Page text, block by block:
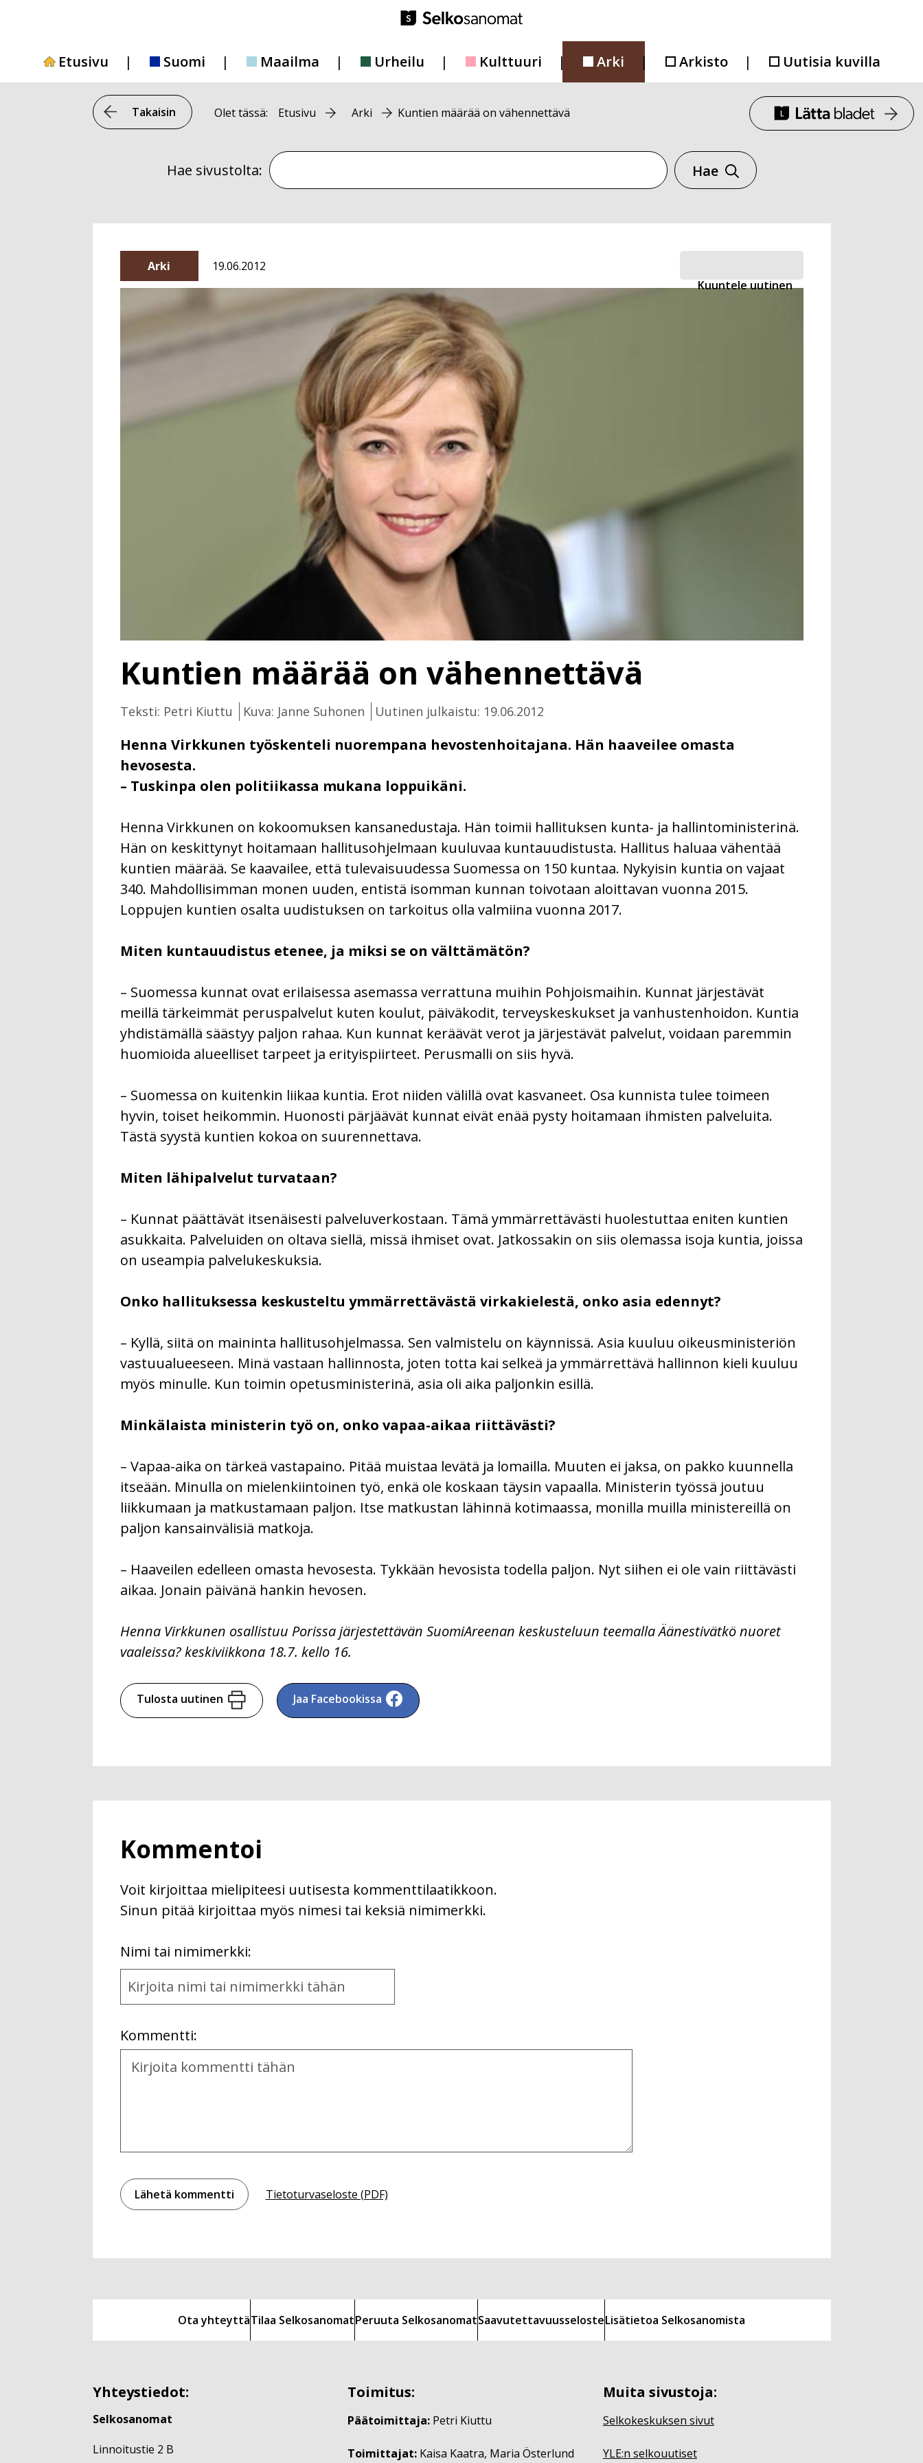
Etusivu
Suomi Maailma Urheilu Kulttuuri Arki Arkisto Uutisia kuvilla
Takaisin Olet tässä: Etusivu Arki Kuntien määrää on vähennettävä
Hae sivustolta: Hae sivustolta
Hae
Kuuntele uutinen
Arki 19.06.2012
Kuntien määrää on vähennettävä
Teksti: Petri Kiuttu Kuva: Janne Suhonen Uutinen julkaistu: 19.06.2012
Henna Virkkunen työskenteli nuorempana hevostenhoitajana. Hän haaveilee omasta
hevosesta.
– Tuskinpa olen politiikassa mukana loppuikäni.
Henna Virkkunen on kokoomuksen kansanedustaja. Hän toimii hallituksen kunta- ja hallintoministerinä.
Hän on keskittynyt hoitamaan hallitusohjelmaan kuuluvaa kuntauudistusta. Hallitus haluaa vähentää
kuntien määrää. Se kaavailee, että tulevaisuudessa Suomessa on 150 kuntaa. Nykyisin kuntia on vajaat
340. Mahdollisimman monen uuden, entistä isomman kunnan toivotaan aloittavan vuonna 2015.
Loppujen kuntien osalta uudistuksen on tarkoitus olla valmiina vuonna 2017.
Miten kuntauudistus etenee, ja miksi se on välttämätön?
– Suomessa kunnat ovat erilaisessa asemassa verrattuna muihin Pohjoismaihin. Kunnat järjestävät
meillä tärkeimmät peruspalvelut kuten koulut, päiväkodit, terveyskeskukset ja vanhustenhoidon. Kuntia
yhdistämällä säästyy paljon rahaa. Kun kunnat keräävät verot ja järjestävät palvelut, voidaan paremmin
huomioida alueelliset tarpeet ja erityispiirteet. Perusmalli on siis hyvä.
– Suomessa on kuitenkin liikaa kuntia. Erot niiden välillä ovat kasvaneet. Osa kunnista tulee toimeen
hyvin, toiset heikommin. Huonosti pärjäävät kunnat eivät enää pysty hoitamaan ihmisten palveluita.
Tästä syystä kuntien kokoa on suurennettava.
Miten lähipalvelut turvataan?
– Kunnat päättävät itsenäisesti palveluverkostaan. Tämä ymmärrettävästi huolestuttaa eniten kuntien
asukkaita. Palveluiden on oltava siellä, missä ihmiset ovat. Jatkossakin on siis olemassa isoja kuntia, joissa
on useampia palvelukeskuksia.
Onko hallituksessa keskusteltu ymmärrettävästä virkakielestä, onko asia edennyt?
– Kyllä, siitä on maininta hallitusohjelmassa. Sen valmistelu on käynnissä. Asia kuuluu oikeusministeriön
vastuualueeseen. Minä vastaan hallinnosta, joten totta kai selkeä ja ymmärrettävä hallinnon kieli kuuluu
myös minulle. Kun toimin opetusministerinä, asia oli aika paljonkin esillä.
Minkälaista ministerin työ on, onko vapaa-aikaa riittävästi?
– Vapaa-aika on tärkeä vastapaino. Pitää muistaa levätä ja lomailla. Muuten ei jaksa, on pakko kuunnella
itseään. Minulla on mielenkiintoinen työ, enkä ole koskaan täysin vapaalla. Ministerin työssä joutuu
liikkumaan ja matkustamaan paljon. Itse matkustan lähinnä kotimaassa, monilla muilla ministereillä on
paljon kansainvälisiä matkoja.
– Haaveilen edelleen omasta hevosesta. Tykkään hevosista todella paljon. Nyt siihen ei ole vain riittävästi
aikaa. Jonain päivänä hankin hevosen.
Henna Virkkunen osallistuu Porissa järjestettävän SuomiAreenan keskusteluun teemalla Äänestivätkö nuoret
vaaleissa? keskiviikkona 18.7. kello 16.
Tulosta uutinen Jaa Facebookissa
Kommentoi
Voit kirjoittaa mielipiteesi uutisesta kommenttilaatikkoon.
Sinun pitää kirjoittaa myös nimesi tai keksiä nimimerkki.
Nimi tai nimimerkki:First
Name
and
Kommentti:
Kommentti
Tietoturvaseloste (PDF)
Ota yhteyttäTilaa SelkosanomatPeruuta SelkosanomatSaavutettavuusselosteLisätietoa Selkosanomista
Yhteystiedot:
Selkosanomat
Linnoitustie 2 B
Toimitus:
Päätoimittaja: Petri Kiuttu
Toimittajat: Kaisa Kaatra, Maria Österlund
Muita sivustoja:
Selkokeskuksen sivut
YLE:n selkouutiset